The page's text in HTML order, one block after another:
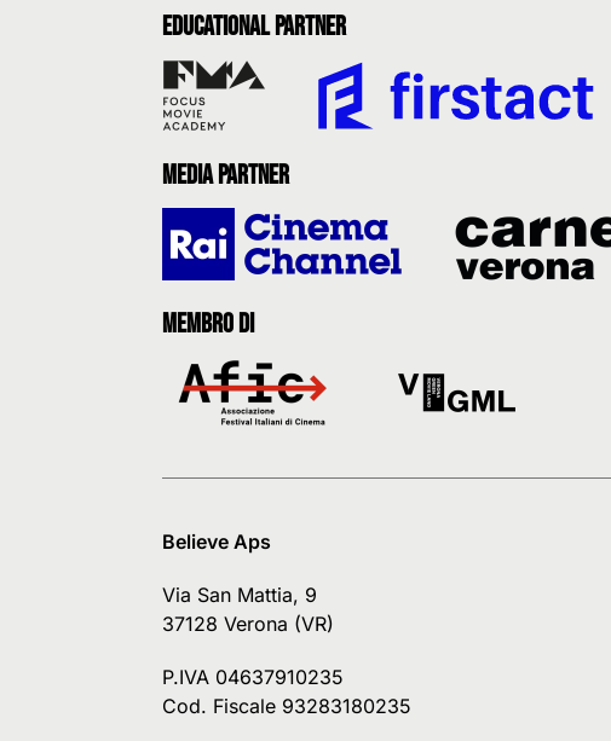
Educational partner
Media partner
Membro di
Believe Aps
Via San Mattia, 9
37128 Verona (VR)
P.IVA 04637910235
Cod. Fiscale 93283180235